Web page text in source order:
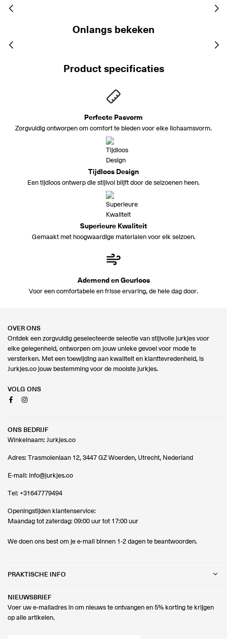
Onlangs bekeken
Product specificaties
Perfecte Pasvorm
Zorgvuldig ontworpen om comfort te bieden voor elke lichaamsvorm.
Tijdloos Design
Een tijdloos ontwerp die stijlvol blijft door de seizoenen heen.
Superieure Kwaliteit
Gemaakt met hoogwaardige materialen voor elk seizoen.
Ademend en Geurloos
Voor een comfortabele en frisse ervaring, de hele dag door.
OVER ONS
Ontdek een zorgvuldig geselecteerde selectie van stijlvolle jurkjes voor
elke gelegenheid, ontworpen om jouw unieke gevoel voor mode te
versterken. Met een toewijding aan kwaliteit en klanttevredenheid, is
Jurkjes.co jouw bestemming voor de mooiste jurkjes.
VOLG ONS
FacebookInstagram
ONS BEDRIJF
Winkelnaam: Jurkjes.co
Adres: Trasmolenlaan 12, 3447 GZ Woerden, Utrecht, Nederland
E-mail: info@jurkjes.co
Tel: +31647779494
Openingstijden klantenservice:
Maandag tot zaterdag: 09:00 uur tot 17:00 uur
We doen ons best om je e-mail binnen 1-2 dagen te beantwoorden.
PRAKTISCHE INFO
NIEUWSBRIEF
Voer uw e-mailadres in om nieuws te ontvangen en 5% korting te krijgen
op alle artikelen.